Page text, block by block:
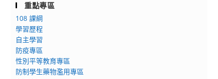
重點專區
108 課綱
學習歷程
自主學習
防疫專區
性別平等教育專區
防制學生藥物濫用專區